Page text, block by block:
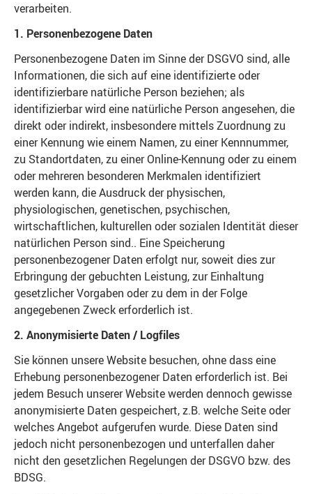
verarbeiten.
1. Personenbezogene Daten
Personenbezogene Daten im Sinne der DSGVO sind, alle
Informationen, die sich auf eine identifizierte oder
identifizierbare natürliche Person beziehen; als
identifizierbar wird eine natürliche Person angesehen, die
direkt oder indirekt, insbesondere mittels Zuordnung zu
einer Kennung wie einem Namen, zu einer Kennnummer,
zu Standortdaten, zu einer Online-Kennung oder zu einem
oder mehreren besonderen Merkmalen identifiziert
werden kann, die Ausdruck der physischen,
physiologischen, genetischen, psychischen,
wirtschaftlichen, kulturellen oder sozialen Identität dieser
natürlichen Person sind.. Eine Speicherung
personenbezogener Daten erfolgt nur, soweit dies zur
Erbringung der gebuchten Leistung, zur Einhaltung
gesetzlicher Vorgaben oder zu dem in der Folge
angegebenen Zweck erforderlich ist.
2. Anonymisierte Daten / Logfiles
Sie können unsere Website besuchen, ohne dass eine
Erhebung personenbezogener Daten erforderlich ist. Bei
jedem Besuch unserer Website werden dennoch gewisse
anonymisierte Daten gespeichert, z.B. welche Seite oder
welches Angebot aufgerufen wurde. Diese Daten sind
jedoch nicht personenbezogen und unterfallen daher
nicht den gesetzlichen Regelungen der DSGVO bzw. des
BDSG.